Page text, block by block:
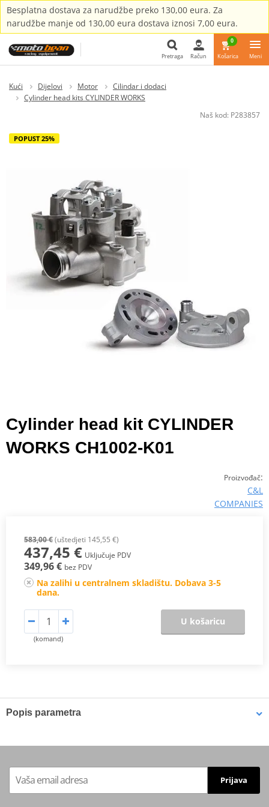
Besplatna dostava za narudžbe preko 130,00 eura. Za
narudžbe manje od 130,00 eura dostava iznosi 7,00 eura.
Pretraga Račun
0
Košarica Meni
Kući Dijelovi Motor
Cilindar i dodaci
Cylinder head kits CYLINDER WORKS
Naš kod: P283857
POPUST 25%
Cylinder head kit CYLINDER
WORKS CH1002-K01
Proizvođač:
C&L
COMPANIES
583,00 €(uštedjeti 145,55 €)
437,45 € Uključuje PDV
349,96 € bez PDV
Na zalihi u centralnem skladištu. Dobava 3-5
dana.
(komand)
U košaricu
Popis parametra
Includes
with C630 bronze valve guides &
Prijava